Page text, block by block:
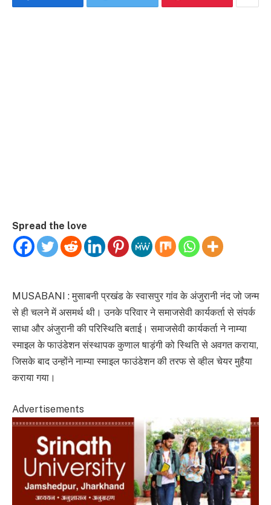
Spread the love
MUSABANI : मुसाबनी प्रखंड के स्वासपुर गांव के अंजुरानी नंद जो जन्म
से ही चलने में असमर्थ थी। उनके परिवार ने समाजसेवी कार्यकर्ता से संपर्क
साधा और अंजुरानी की परिस्थिति बताई। समाजसेवी कार्यकर्ता ने नाम्या
स्माइल के फाउंडेशन संस्थापक कुणाल षाड़ंगी को स्थिति से अवगत कराया,
जिसके बाद उन्होंने नाम्या स्माइल फाउंडेशन की तरफ से व्हील चेयर मुहैया
कराया गया।
Advertisements